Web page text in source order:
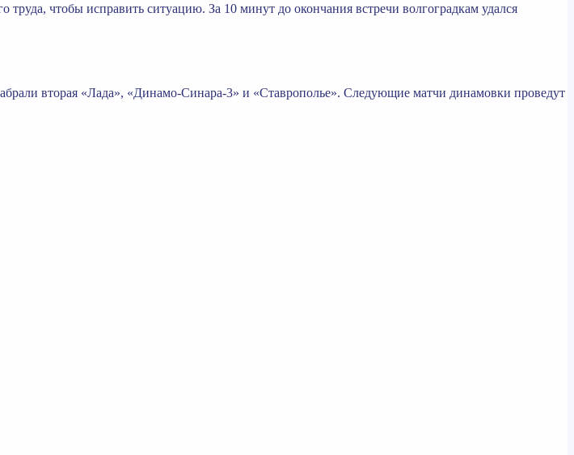
чтобы исправить ситуацию. За 10 минут до окончания встречи волгоградкам удался
вторая «Лада», «Динамо-Синара-3» и «Ставрополье». Следующие матчи динамовки проведут